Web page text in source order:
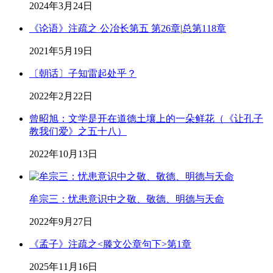
2024年3月24日
《论语》注疏之 公冶长第五 第26章|总第118章
2021年5月19日
〔朝话〕子知雷起处乎？
2022年2月22日
曾昭旭：文学是开在道德土壤上的一朵鲜花（《让孔子
教我们爱》之五十八）
2022年10月13日
牟宗三：忧患意识中之敬、敬德、明德与天命
2022年9月27日
《孟子》注疏之<滕文公章句下>第1章
2025年11月16日